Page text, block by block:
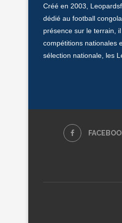
Créé en 2003,
dédié au football
présence sur le terrain,
compétitions nationales
sélection nationale, les